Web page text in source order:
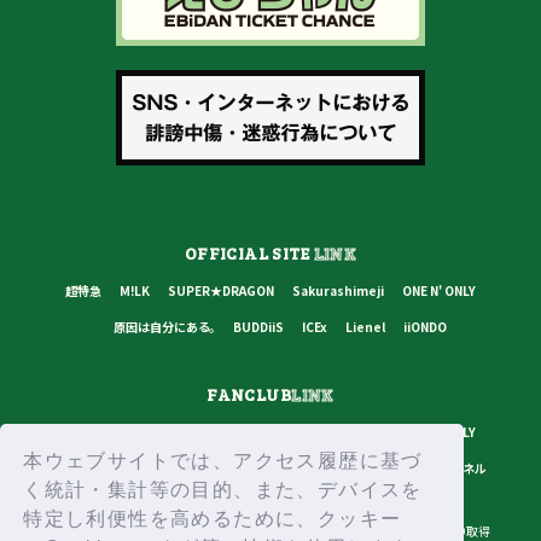
本ウェブサイトでは、アクセス履歴に基づ
く統計・集計等の目的、また、デバイスを
特定し利便性を高めるために、クッキー
OFFICIAL SITELINK
超特急 M!LK SUPER★DRAGON Sakurashimeji
ONE N' ONLY
原因は自分にある。
BUDDiiS ICEx Lienel iiONDO
FANCLUBLINK
ONE N' ONLY
原因は自分にある。
BUDDiiS ICEx Lienel スターダストチャンネル
プライバシーポリシー ご利用規約 推奨環境 ヘルプ・お問い合わせ ID取得